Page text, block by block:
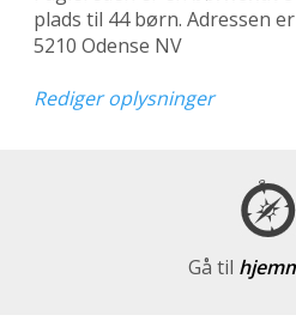
plads til 44 børn. Adressen
5210 Odense NV
Rediger oplysninger
Gå til